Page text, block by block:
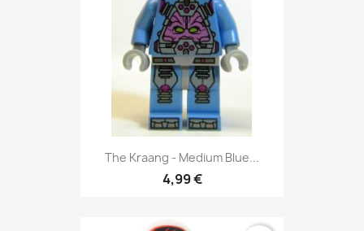
The Kraang - Medium Blue...
4,99 €